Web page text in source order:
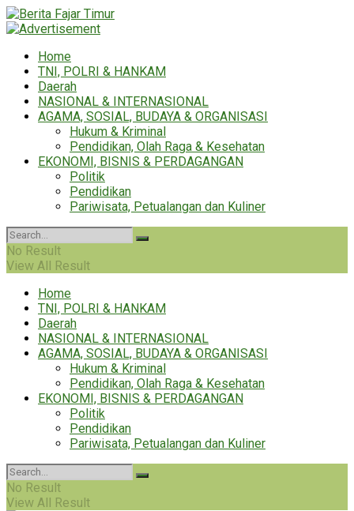
Home
TNI, POLRI & HANKAM
Daerah
NASIONAL & INTERNASIONAL
AGAMA, SOSIAL, BUDAYA & ORGANISASI
Hukum & Kriminal
Pendidikan, Olah Raga & Kesehatan
EKONOMI, BISNIS & PERDAGANGAN
Politik
Pendidikan
Pariwisata, Petualangan dan Kuliner
No Result
View All Result
Home
TNI, POLRI & HANKAM
Daerah
NASIONAL & INTERNASIONAL
AGAMA, SOSIAL, BUDAYA & ORGANISASI
Hukum & Kriminal
Pendidikan, Olah Raga & Kesehatan
EKONOMI, BISNIS & PERDAGANGAN
Politik
Pendidikan
Pariwisata, Petualangan dan Kuliner
No Result
View All Result